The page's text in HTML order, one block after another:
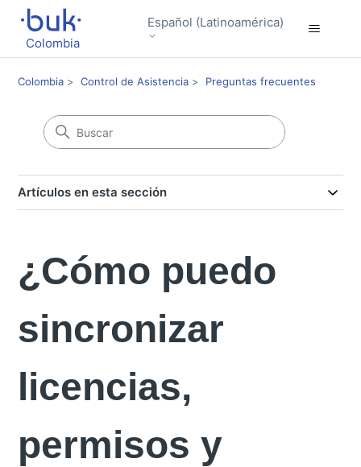
Colombia
Español (Latinoamérica)
Colombia Control de Asistencia Preguntas frecuentes
Artículos en esta sección
¿Cómo puedo
sincronizar
licencias,
permisos y